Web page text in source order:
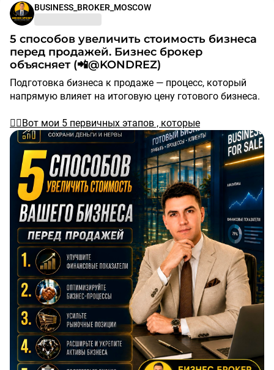
BUSINESS_BROKER_MOSCOW
5 способов увеличить стоимость бизнеса
перед продажей. Бизнес брокер
объясняет (📲@KONDREZ)
Подготовка бизнеса к продаже — процесс, который
напрямую влияет на итоговую цену готового бизнеса.
🕵️‍♂️Вот мои 5 первичных этапов , которые
прорабртываются перед началом продажи бизнеса:
1. Финансовый порядок
Приводятся в порядок все выписки по кассе,
расчетным счетам, данным из учетных программ.
Записи с камер видеонаблюдения помогают
подтвердить реальный трафик и выручку. Прозрачные
цифры — основа доверия покупателя.
2. Оптимизация процессов
Бизнес настраивается на работу без постоянного
участия собственника. Прописываются регламенты,
внедряется автоматизация. Инвестор покупает
систему, а не текучку.
3. Упаковка и позиционирование
Разрабатывается инвестиционный тизер —
презентация с понятной структурой, обоснованной
ценой и четким оффером. Качественная подача